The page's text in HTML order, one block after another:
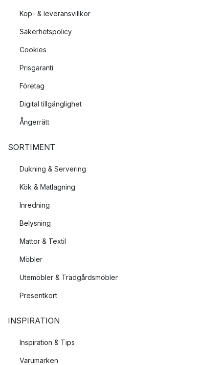
Köp- & leveransvillkor
Säkerhetspolicy
Cookies
Prisgaranti
Företag
Digital tillgänglighet
Ångerrätt
SORTIMENT
Dukning & Servering
Kök & Matlagning
Inredning
Belysning
Mattor & Textil
Möbler
Utemöbler & Trädgårdsmöbler
Presentkort
INSPIRATION
Inspiration & Tips
Varumärken